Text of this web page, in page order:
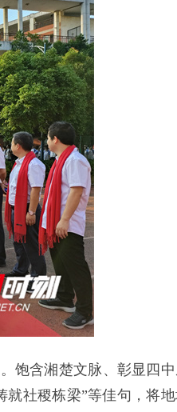
饱含湘楚文脉、彰显四
就社稷栋梁”等佳句，将